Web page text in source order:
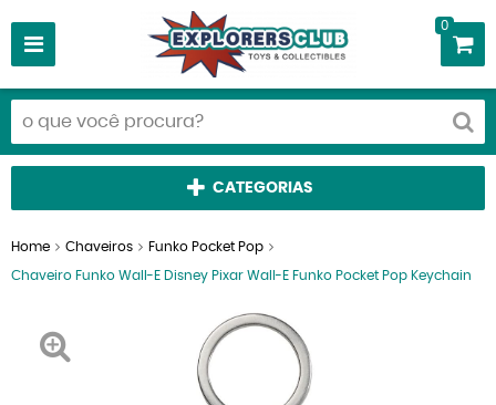
0
CATEGORIAS
Home Chaveiros Funko Pocket Pop
Chaveiro Funko Wall-E Disney Pixar Wall-E Funko Pocket Pop Keychain